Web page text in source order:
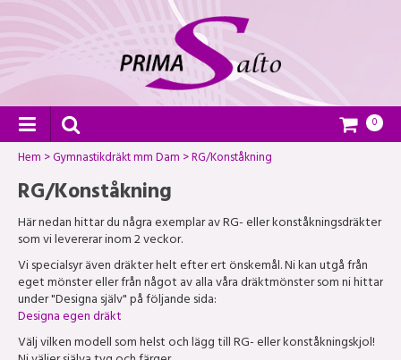
0
Hem >Gymnastikdräkt mm Dam >RG/Konståkning
RG/Konståkning
Här nedan hittar du några exemplar av RG- eller konståkningsdräkter
som vi levererar inom 2 veckor.
Vi specialsyr även dräkter helt efter ert önskemål. Ni kan utgå från
eget mönster eller från något av alla våra dräktmönster som ni hittar
under "Designa själv" på följande sida:
Designa egen dräkt
Välj vilken modell som helst och lägg till RG- eller konståkningskjol!